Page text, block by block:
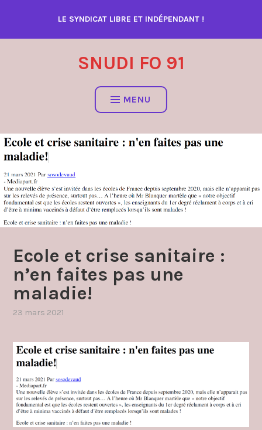
contenu
LE SYNDICAT LIBRE ET INDÉPENDANT !
SNUDI FO 91
MENU
Ecole et crise sanitaire :
n’en faites pas une
maladie!
23 mars 2021
communique,
2020
sécurité
à
l'école